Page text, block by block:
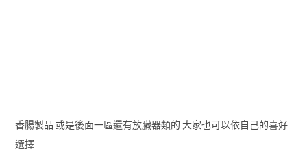
香腸製品 或是後面一區還有放臟器類的 大家也可以依自己的喜好
選擇